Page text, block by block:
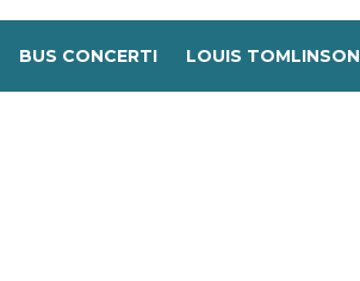
BUS CONCERTI LOUIS TOMLINSON